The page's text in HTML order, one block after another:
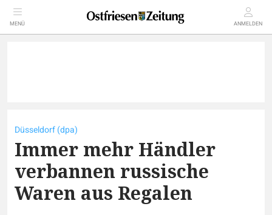
MENÜ ANMELDEN
Düsseldorf (dpa)
Immer mehr Händler
verbannen russische
Waren aus Regalen